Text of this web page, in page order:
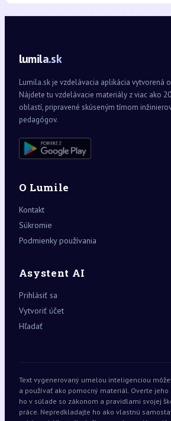
lumila.sk
Lumila.sk je vzdelávacia aplikácia vytvorená
Nájdete tu vzdelávacie materiály z viac ako
oblastí, pripravené skúseným tímom
pedagógov.
O Lumile
Kontakt
Súkromie
Podmienky používania
Asystent AI
Prihlásiť sa
Vytvoriť účet
Hľadať
Text vygenerovaný umelou inteligenciou
a používať ako pomocný materiál. Overte
ho v súlade so zákonom a pravidlami svojej
práce. Nepredkladajte ho ako vlastnú